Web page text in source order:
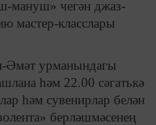
мануш» чегән джаз-
мастер-класслары
Әмәт урманындагы
һәм 22.00 сәгатькә
һәм сувенирлар белән
берләшмәсенең